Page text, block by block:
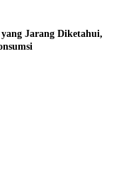
Jarang Diketahui,